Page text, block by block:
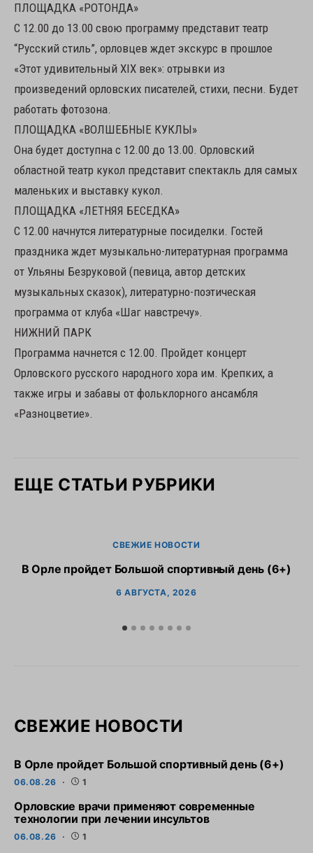
ПЛОЩАДКА «РОТОНДА»
С 12.00 до 13.00 свою программу представит театр
“Русский стиль”, орловцев ждет экскурс в прошлое
«Этот удивительный XIX век»: отрывки из
произведений орловских писателей, стихи, песни. Будет
работать фотозона.
ПЛОЩАДКА «ВОЛШЕБНЫЕ КУКЛЫ»
Она будет доступна с 12.00 до 13.00. Орловский
областной театр кукол представит спектакль для самых
маленьких и выставку кукол.
ПЛОЩАДКА «ЛЕТНЯЯ БЕСЕДКА»
С 12.00 начнутся литературные посиделки. Гостей
праздника ждет музыкально-литературная программа
от Ульяны Безруковой (певица, автор детских
музыкальных сказок), литературно-поэтическая
программа от клуба «Шаг навстречу».
НИЖНИЙ ПАРК
Программа начнется с 12.00. Пройдет концерт
Орловского русского народного хора им. Крепких, а
также игры и забавы от фольклорного ансамбля
«Разноцветие».
ЕЩЕ СТАТЬИ РУБРИКИ
СВЕЖИЕ НОВОСТИ
В Орле пройдет Большой спортивный день (6+)
6 АВГУСТА, 2026
СВЕЖИЕ НОВОСТИ
В Орле пройдет Большой спортивный день (6+)
06.08.26 1
Орловские врачи применяют современные
технологии при лечении инсультов
06.08.26 1